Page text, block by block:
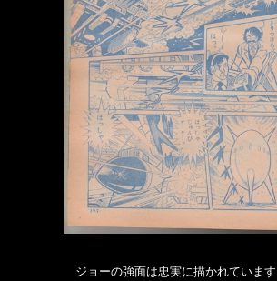
ジョーの強面は忠実に描かれていま